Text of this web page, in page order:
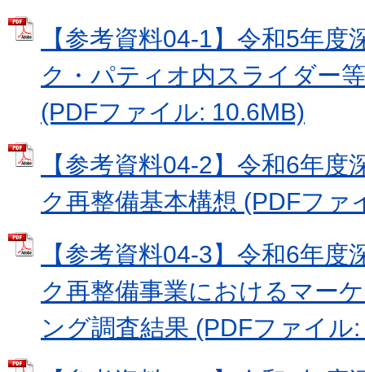
【参考資料04-1】令和5年
ク・パティオ内スライダー
(PDFファイル: 10.6MB)
【参考資料04-2】令和6年
ク再整備基本構想 (PDFファ
【参考資料04-3】令和6年
ク再整備事業におけるマー
ング調査結果 (PDFファイル